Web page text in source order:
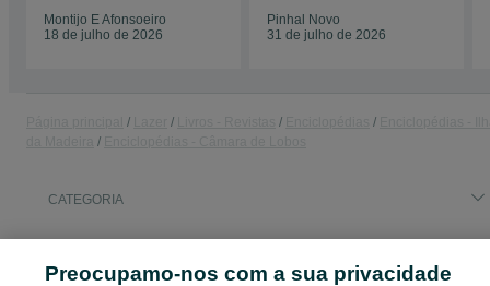
Montijo E Afonsoeiro
18 de julho de 2026
Pinhal Novo
31 de julho de 2026
CATEGORIA
Preocupamo-nos com a sua privacidade